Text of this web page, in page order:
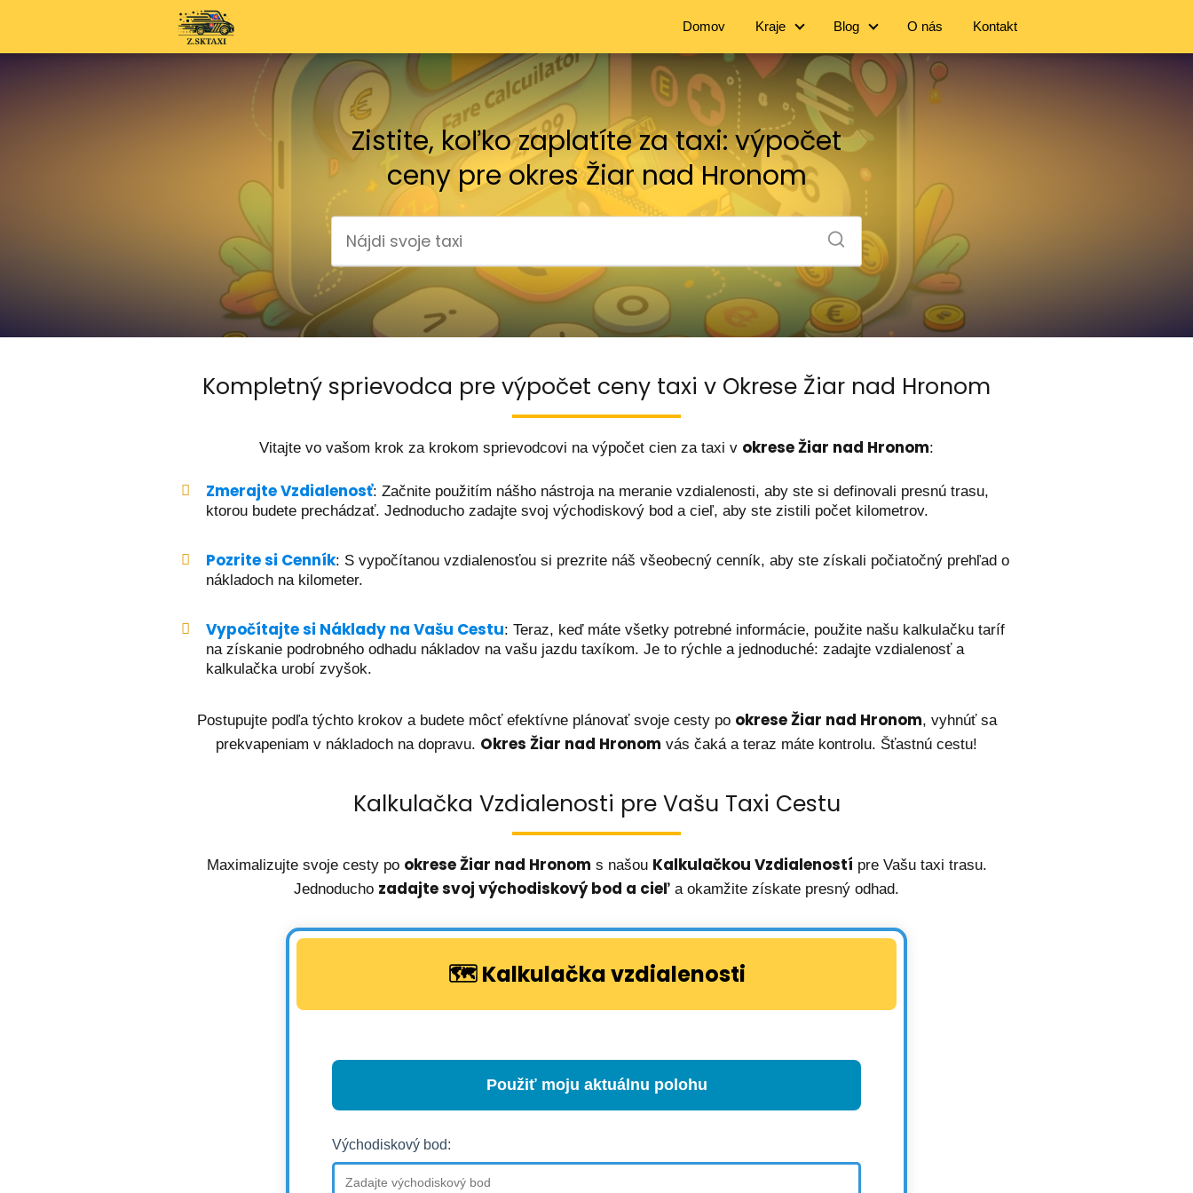
Domov Kraje Blog O nás Kontakt
Zistite, koľko zaplatíte za taxi: výpočet
ceny pre okres Žiar nad Hronom
Kompletný sprievodca pre výpočet ceny taxi v Okrese Žiar nad Hronom
Vitajte vo vašom krok za krokom sprievodcovi na výpočet cien za taxi v okrese Žiar nad Hronom:
Zmerajte Vzdialenosť: Začnite použitím nášho nástroja na meranie vzdialenosti, aby ste si definovali presnú trasu,
ktorou budete prechádzať. Jednoducho zadajte svoj východiskový bod a cieľ, aby ste zistili počet kilometrov.
Pozrite si Cenník: S vypočítanou vzdialenosťou si prezrite náš všeobecný cenník, aby ste získali počiatočný prehľad o
nákladoch na kilometer.
Vypočítajte si Náklady na Vašu Cestu: Teraz, keď máte všetky potrebné informácie, použite našu kalkulačku taríf
na získanie podrobného odhadu nákladov na vašu jazdu taxíkom. Je to rýchle a jednoduché: zadajte vzdialenosť a
kalkulačka urobí zvyšok.
Postupujte podľa týchto krokov a budete môcť efektívne plánovať svoje cesty po okrese Žiar nad Hronom, vyhnúť sa
prekvapeniam v nákladoch na dopravu. Okres Žiar nad Hronom vás čaká a teraz máte kontrolu. Šťastnú cestu!
Kalkulačka Vzdialenosti pre Vašu Taxi Cestu
Maximalizujte svoje cesty po okreseŽiar nad Hronom s našou Kalkulačkou Vzdialeností pre Vašu taxi trasu.
Jednoducho zadajte svoj východiskový bod a cieľ a okamžite získate presný odhad.
🗺️ Kalkulačka vzdialenosti
Použiť moju aktuálnu polohu
Východiskový bod: